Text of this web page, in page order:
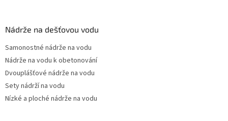
Nádrže na dešťovou vodu
Samonostné nádrže na vodu
Nádrže na vodu k obetonování
Dvouplášťové nádrže na vodu
Sety nádrží na vodu
Nízké a ploché nádrže na vodu